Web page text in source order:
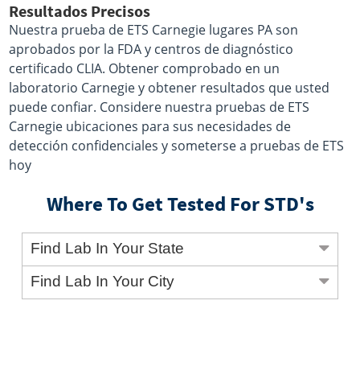
Resultados Precisos
Nuestra prueba de ETS Carnegie lugares PA son
aprobados por la FDA y centros de diagnóstico
certificado CLIA. Obtener comprobado en un
laboratorio Carnegie y obtener resultados que usted
puede confiar. Considere nuestra pruebas de ETS
Carnegie ubicaciones para sus necesidades de
detección confidenciales y someterse a pruebas de ETS
hoy
Where To Get Tested For STD's
Find Lab In Your State
Find Lab In Your City